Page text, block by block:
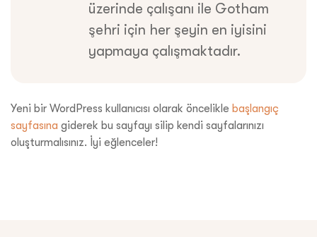
üzerinde çalışanı ile Gotham
şehri için her şeyin en iyisini
yapmaya çalışmaktadır.
Yeni bir WordPress kullanıcısı olarak öncelikle başlangıç
sayfasına giderek bu sayfayı silip kendi sayfalarınızı
oluşturmalısınız. İyi eğlenceler!